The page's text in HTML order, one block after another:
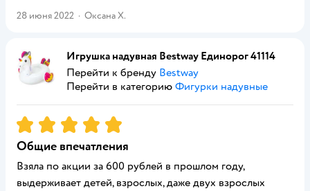
28 июня 2022 · Оксана Х.
Игрушка надувная Bestway Единорог 41114
Перейти к бренду Bestway
Перейти в категорию Фигурки надувные
Рейтинг:5
Общие впечатления
Взяла по акции за 600 рублей в прошлом году,
выдерживает детей, взрослых, даже двух взрослых